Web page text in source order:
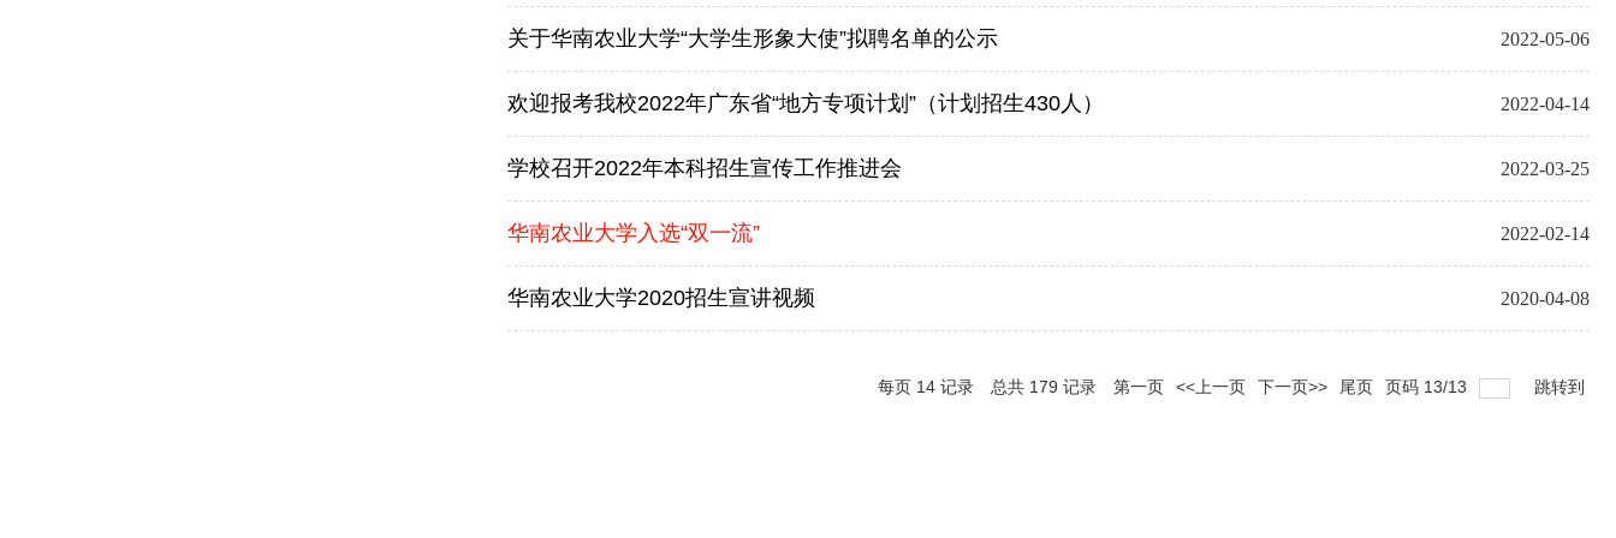
关于华南农业大学“大学生形象大使”拟聘名单的公示 2022-05-06
欢迎报考我校2022年广东省“地方专项计划”（计划招生430人） 2022-04-14
学校召开2022年本科招生宣传工作推进会 2022-03-25
华南农业大学入选“双一流” 2022-02-14
华南农业大学2020招生宣讲视频 2020-04-08
每页 14 记录 总共 179 记录 第一页 <<上一页 下一页>> 尾页 页码 13/13 跳转到